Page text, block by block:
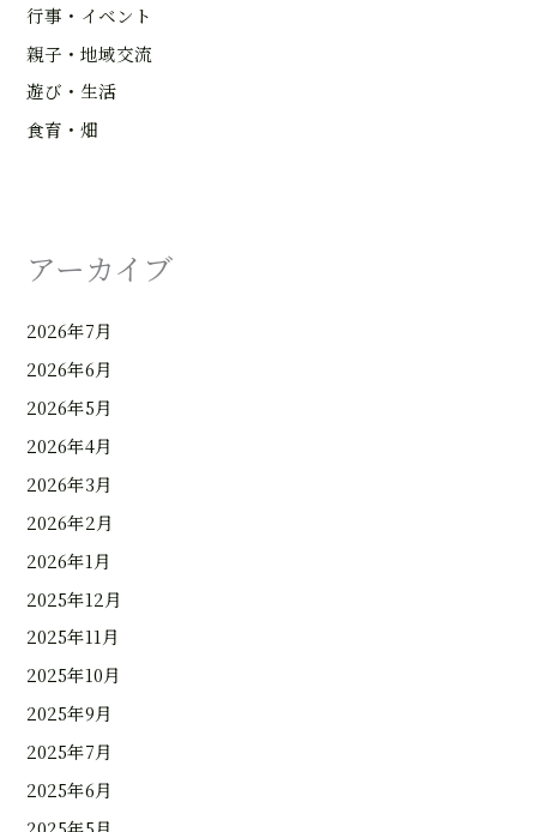
行事・イベント
親子・地域交流
遊び・生活
食育・畑
アーカイブ
2026年7月
2026年6月
2026年5月
2026年4月
2026年3月
2026年2月
2026年1月
2025年12月
2025年11月
2025年10月
2025年9月
2025年7月
2025年6月